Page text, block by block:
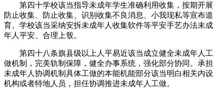
第四十学校该当指导未成年学生准确利用收集，按期开展
防止收集、防止收集、识别收集不良消息、小我现私等宣布道
育。学校该当采纳安拆未成年人收集软件等平安手艺办法未成
年人平安、合理上彀。
第四十八条旗县级以上人平易近该当成立健全未成年人工
做机制，完美轨制保障，健全办事系统，强化部分协同。承担
未成年人协调机制具体工做的本能机能部分该当明白相关内设
机构或者特地人员，担任协调推进未成年人工做。